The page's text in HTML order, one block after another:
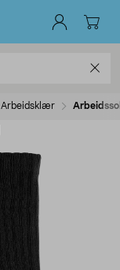
Arbeidsklær